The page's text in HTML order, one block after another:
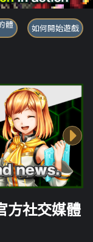
體 如何開始遊戲
方社交媒體